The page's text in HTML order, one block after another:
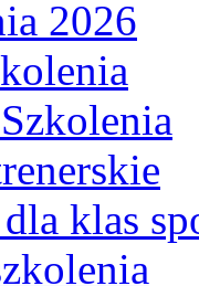
2026
klas